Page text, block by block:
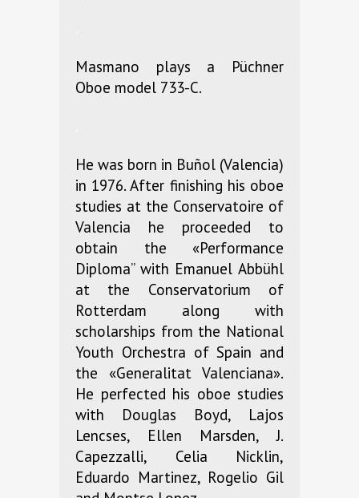
Masmano plays a Püchner
Oboe model 733-C.
He was born in Buñol (Valencia)
in 1976. After finishing his oboe
studies at the Conservatoire of
Valencia he proceeded to
obtain the «Performance
Diploma” with Emanuel Abbühl
at the Conservatorium of
Rotterdam along with
scholarships from the National
Youth Orchestra of Spain and
the «Generalitat Valenciana».
He perfected his oboe studies
with Douglas Boyd, Lajos
Lencses, Ellen Marsden, J.
Capezzalli, Celia Nicklin,
Eduardo Martinez, Rogelio Gil